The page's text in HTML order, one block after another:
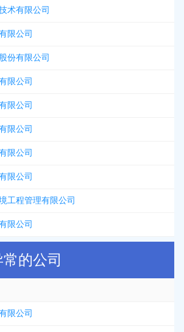
术有限公司
限公司
份有限公司
限公司
限公司
限公司
限公司
限公司
工程管理有限公司
限公司
的公司
限公司